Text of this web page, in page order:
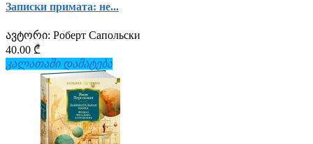
Записки примата: не...
ავტორი: Роберт Сапольски
40.00 ₾
კალათაში დამატება